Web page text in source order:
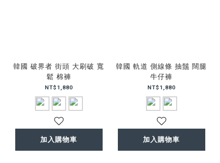
韓國 破界者 街頭 大刷破 寬
鬆 棉褲
NT$1,880
加入購物車
韓國 軌道 側線條 抽鬚 闊腿
牛仔褲
NT$1,880
加入購物車